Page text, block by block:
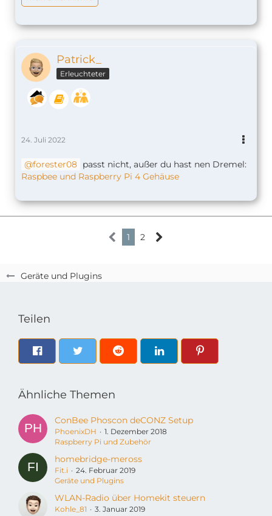
Geräte und Plugins
Patrick_
Erleuchteter
24. Juli 2022
forester08 passt nicht, außer du hast nen Dremel:
Raspbee und Raspberry Pi 4 Gehäuse
1 2
Teilen
Ähnliche Themen
ConBee Phoscon deCONZ Setup
PhoenixDH
1. Dezember 2018
Raspberry Pi und Zubehör
homebridge-meross
Fit.i
24. Februar 2019
Geräte und Plugins
WLAN-Radio über Homekit steuern
Kohle_81
3. Januar 2019